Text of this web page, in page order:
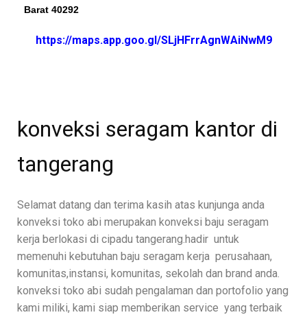
Barat 40292
https://maps.app.goo.gl/SLjHFrrAgnWAiNwM9
konveksi seragam kantor di
tangerang
Selamat datang dan terima kasih atas kunjunga anda
konveksi toko abi merupakan konveksi baju seragam
kerja berlokasi di cipadu tangerang.hadir untuk
memenuhi kebutuhan baju seragam kerja perusahaan,
komunitas,instansi, komunitas, sekolah dan brand anda.
konveksi toko abi sudah pengalaman dan portofolio yang
kami miliki, kami siap memberikan service yang terbaik